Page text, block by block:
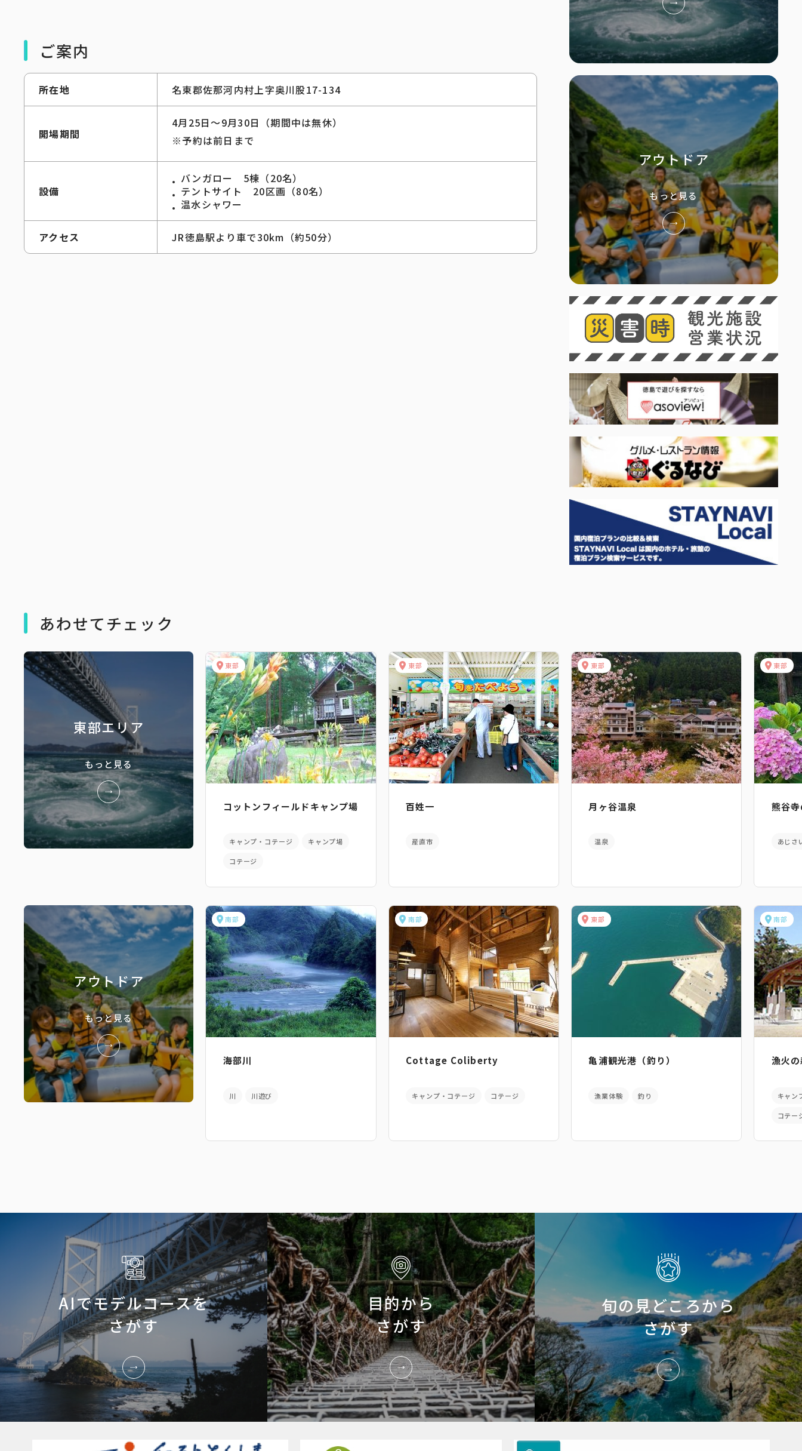
ご案内
所在地 名東郡佐那河内村上字奥川股17-134
開場期間
4月25日～9月30日（期間中は無休）
※予約は前日まで
設備
バンガロー 5棟（20名）
テントサイト 20区画（80名）
温水シャワー
アクセス JR徳島駅より車で30km（約50分）
アウトドア
もっと見る
あわせてチェック
東部エリア
もっと見る
東部
コットンフィールドキャンプ場
キャンプ・コテージ キャンプ場
コテージ
東部
百姓一
産直市
東部
月ヶ谷温泉
温泉
東部
熊谷
あじさ
アウトドア
もっと見る
南部
海部川
川 川遊び
南部
Cottage Coliberty
キャンプ・コテージ コテージ
東部
亀浦観光港（釣り）
漁業体験 釣り
南部
漁火
キャン
コテー
AIでモデルコースを
さがす
目的から
さがす
旬の見どころから
さがす